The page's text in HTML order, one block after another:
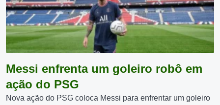
Messi enfrenta um goleiro robô em
ação do PSG
Nova ação do PSG coloca Messi para enfrentar um goleiro